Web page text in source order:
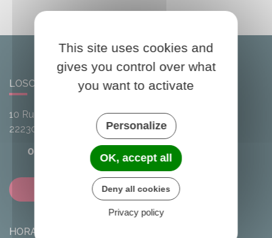
LOSCOUËT-SUR-MEU
10 Rue de l'Avenir
22230
Loscouët-sur-Meu
02 96 25 20 68
Contactez-nous
HORAIRES DE LA MAIRIE
This site uses cookies and
gives you control over what
you want to activate
Personalize
OK, accept all
Deny all cookies
Privacy policy